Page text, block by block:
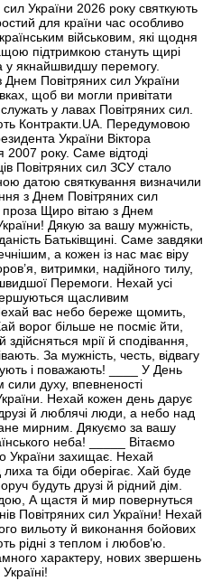
України 2026 року святкують
для країни час особливо
військовим, які щодня
підтримкою стануть щирі
у якнайшвидшу перемогу.
Днем Повітряних сил України
щоб ви могли привітати
у лавах Повітряних сил.
Контракти.UA. Передумовою
України Віктора
року. Саме відтоді
Повітряних сил ЗСУ стало
датою святкування визначили
з Днем Повітряних сил
проза Щиро вітаю з Днем
Дякую за вашу мужність,
Батьківщині. Саме завдяки
а кожен із нас має віру
витримки, надійного тилу,
Перемоги. Нехай усі
щасливим
вас небо береже щомить,
ворог більше не посміє йти,
мрії й сподівання,
За мужність, честь, відвагу
і поважають! ____ У День
духу, впевненості
Нехай кожен день дарує
друзі й люблячі люди, а небо над
мирним. Дякуємо за вашу
неба! _____ Вітаємо
України захищає. Нехай
та біди оберігає. Хай буде
будуть друзі й рідний дім.
А щастя й мир повернуться
Повітряних сил України! Нехай
вильоту й виконання бойових
рідні з теплом і любов’ю.
характеру, нових звершень